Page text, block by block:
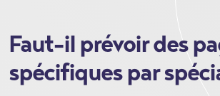
Faut-il prévoir des
spécifiques par